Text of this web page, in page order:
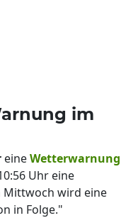
im
eineWetterwarnung
Uhr eine
Mittwoch wird eine
in Folge."